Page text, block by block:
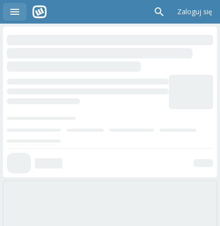
Zaloguj się